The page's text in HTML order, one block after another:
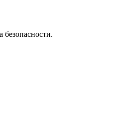
безопасности.